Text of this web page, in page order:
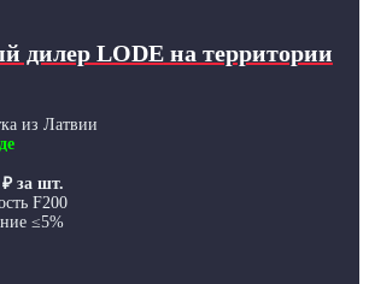
дилер LODEна территории
из Латвии
₽за шт.
F200
≤5%